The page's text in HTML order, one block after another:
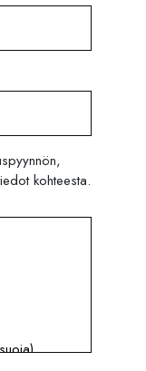
kohteesta.